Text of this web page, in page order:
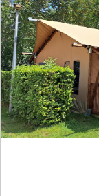
vlakbij gelegen
Huisdieren zijn